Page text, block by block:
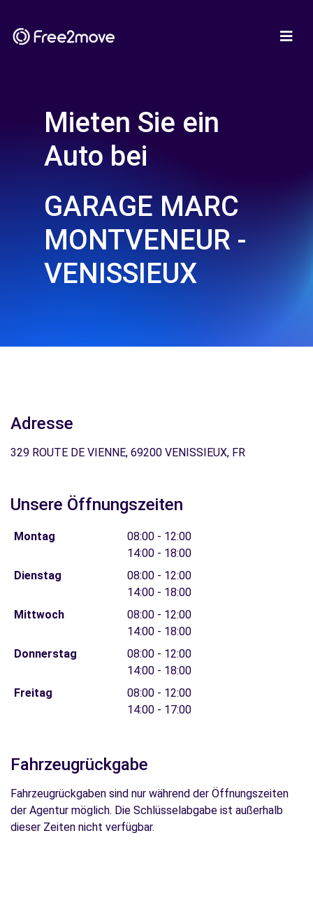
Mieten Sie ein
Auto bei
GARAGE MARC
MONTVENEUR -
VENISSIEUX
Adresse
329 ROUTE DE VIENNE, 69200 VENISSIEUX, FR
Unsere Öffnungszeiten
Montag
08:00 - 12:00
14:00 - 18:00
Dienstag
08:00 - 12:00
14:00 - 18:00
Mittwoch
08:00 - 12:00
14:00 - 18:00
Donnerstag
08:00 - 12:00
14:00 - 18:00
Freitag
08:00 - 12:00
14:00 - 17:00
Fahrzeugrückgabe
Fahrzeugrückgaben sind nur während der Öffnungszeiten
der Agentur möglich. Die Schlüsselabgabe ist außerhalb
dieser Zeiten nicht verfügbar.